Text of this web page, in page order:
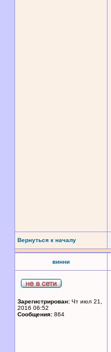
Вернуться к началу
винни
Зарегистрирован: Чт июл 21,
2016 06:52
Сообщения: 864